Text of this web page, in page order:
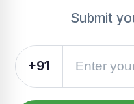
Submit
+91